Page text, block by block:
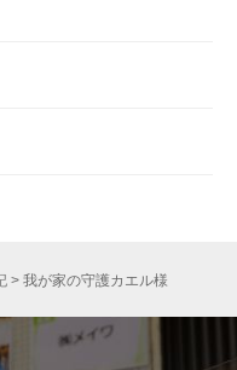
> 我が家の守護カエル様